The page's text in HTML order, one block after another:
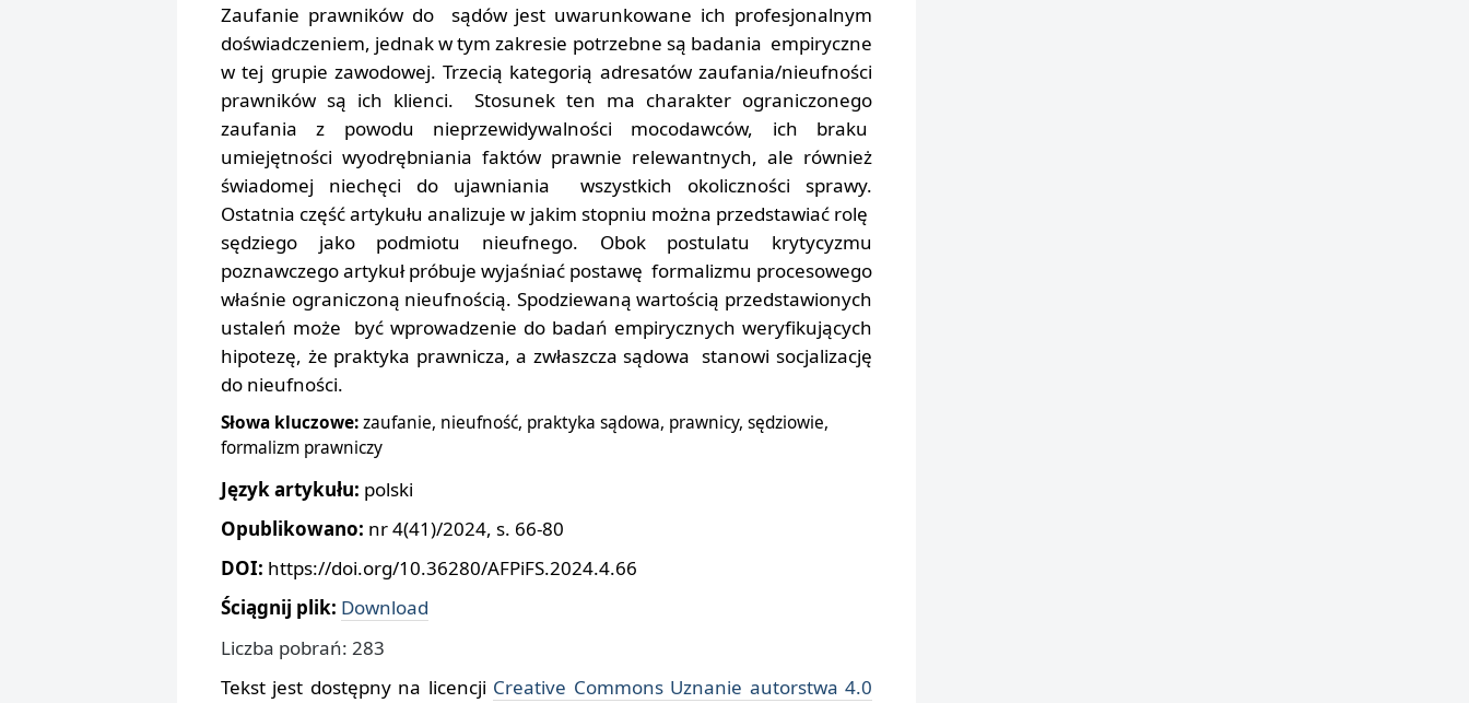
Zaufanie prawników do sądów jest uwarunkowane ich profesjonalnym
doświadczeniem, jednak w tym zakresie potrzebne są badania empiryczne
w tej grupie zawodowej. Trzecią kategorią adresatów zaufania/nieufności
prawników są ich klienci. Stosunek ten ma charakter ograniczonego
zaufania z powodu nieprzewidywalności mocodawców, ich braku
umiejętności wyodrębniania faktów prawnie relewantnych, ale również
świadomej niechęci do ujawniania wszystkich okoliczności sprawy.
Ostatnia część artykułu analizuje w jakim stopniu można przedstawiać rolę
sędziego jako podmiotu nieufnego. Obok postulatu krytycyzmu
poznawczego artykuł próbuje wyjaśniać postawę formalizmu procesowego
właśnie ograniczoną nieufnością. Spodziewaną wartością przedstawionych
ustaleń może być wprowadzenie do badań empirycznych weryfikujących
hipotezę, że praktyka prawnicza, a zwłaszcza sądowa stanowi socjalizację
do nieufności.
Słowa kluczowe:zaufanie, nieufność, praktyka sądowa, prawnicy, sędziowie,
formalizm prawniczy
Język artykułu: polski
Opublikowano: nr 4(41)/2024, s. 66-80
DOI: https://doi.org/10.36280/AFPiFS.2024.4.66
Ściągnij plik: Download
Liczba pobrań: 283
Tekst jest dostępny na licencji Creative Commons Uznanie autorstwa 4.0